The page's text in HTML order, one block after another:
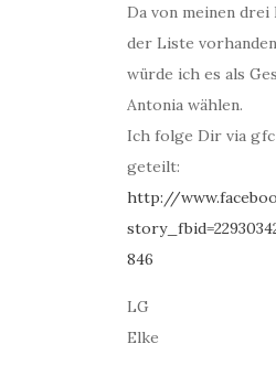
Da von meinen
der Liste
würde ich es als
Antonia wählen.
Ich folge Dir via gfc
geteilt:
http://
846
LG
Elke